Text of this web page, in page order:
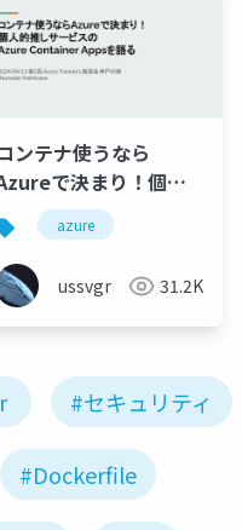
ンテナ使うなら
で決まり！個人
推しサービスの
Container
を語る_
azure
ussvgr 31.2K
#セキュリティ
#Dockerfile